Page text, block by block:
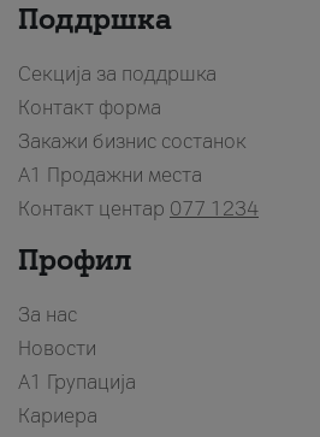
Поддршка
Секција за поддршка
Контакт форма
Закажи бизнис состанок
A1 Продажни места
Контакт центар 077 1234
Профил
За нас
Новости
А1 Групација
Кариера